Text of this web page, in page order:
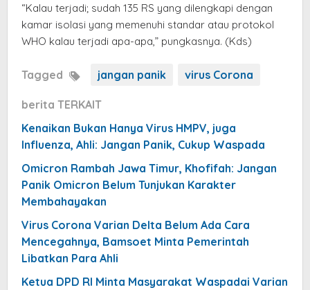
“Kalau terjadi; sudah 135 RS yang dilengkapi dengan
kamar isolasi yang memenuhi standar atau protokol
WHO kalau terjadi apa-apa,” pungkasnya. (Kds)
Tagged jangan panik virus Corona
berita TERKAIT
Kenaikan Bukan Hanya Virus HMPV, juga
Influenza, Ahli: Jangan Panik, Cukup Waspada
Omicron Rambah Jawa Timur, Khofifah: Jangan
Panik Omicron Belum Tunjukan Karakter
Membahayakan
Virus Corona Varian Delta Belum Ada Cara
Mencegahnya, Bamsoet Minta Pemerintah
Libatkan Para Ahli
Ketua DPD RI Minta Masyarakat Waspadai Varian